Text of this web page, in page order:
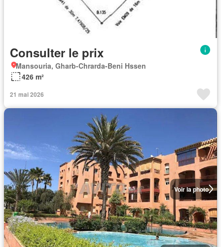
Consulter le prix
Mansouria, Gharb-Chrarda-Beni Hssen
426 m²
21 mai 2026
Voir la photo